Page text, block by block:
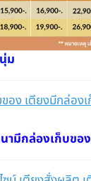
ม
ามีกล่องเก็บของ